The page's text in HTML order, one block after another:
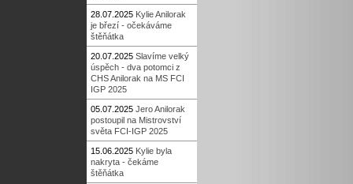
28.07.2025 Kylie Anilorak
je březí - očekáváme
štěňátka
20.07.2025 Slavíme velký
úspěch - dva potomci z
CHS Anilorak na MS FCI
IGP 2025
05.07.2025 Jero Anilorak
postoupil na Mistrovství
světa FCI-IGP 2025
15.06.2025 Kylie byla
nakryta - čekáme
štěňátka